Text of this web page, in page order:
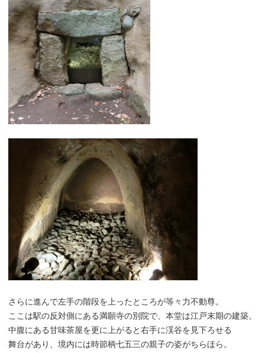
さらに進んで左手の階段を上ったところが等々力不動尊。
ここは駅の反対側にある満願寺の別院で、本堂は江戸末期の建築。
中腹にある甘味茶屋を更に上がると右手に渓谷を見下ろせる
舞台があり、境内には時節柄七五三の親子の姿がちらほら。